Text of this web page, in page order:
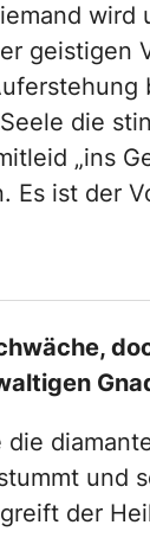
wird
geistigen
die
„ins
Es ist der
und
der